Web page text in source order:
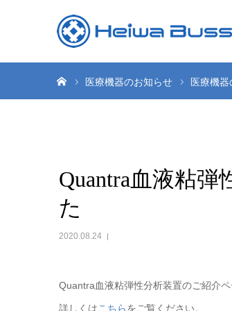
医療機器のお知らせ 医療機
Quantra血液粘
た
2020.08.24
Quantra血液粘弾性分析装置のご紹介ペ
詳しくはこちらをご覧ください。